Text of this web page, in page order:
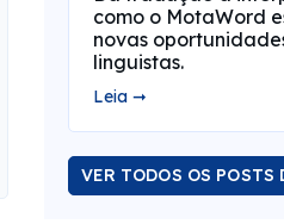
como o MotaWord
novas
linguistas.
Leia ➞
VER TODOS OS POSTS